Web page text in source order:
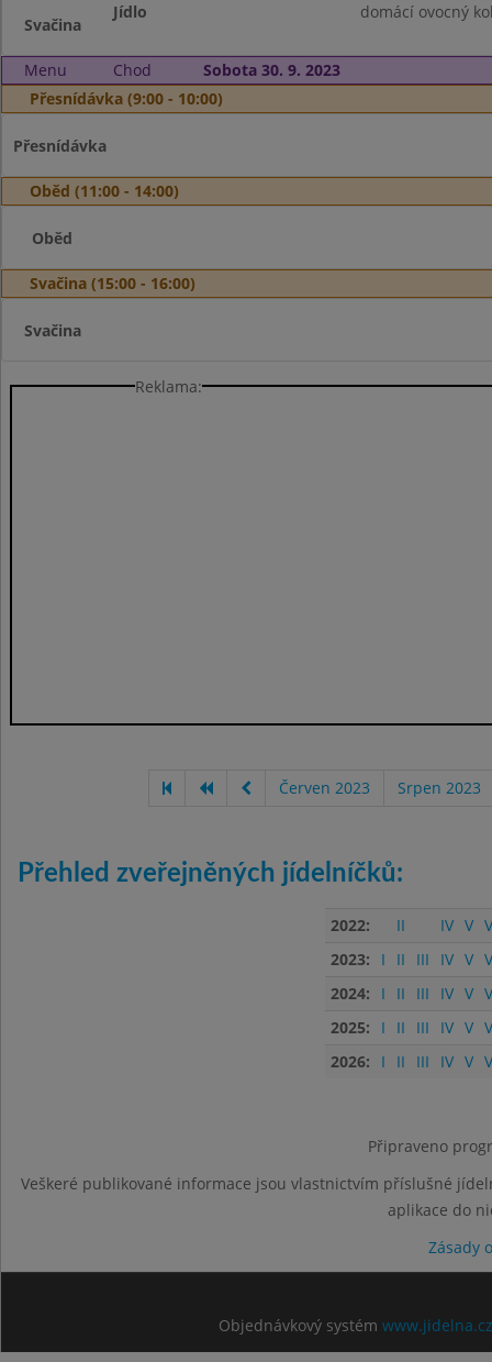
Svačina
Jídlo domácí ovocný
Menu Chod
Sobota 30. 9. 2023
Přesnídávka (9:00 - 10:00)
Přesnídávka
Oběd (11:00 - 14:00)
Oběd
Svačina (15:00 - 16:00)
Svačina
Reklama:
Červen 2023 Srpen 2023
Přehled zveřejněných jídelníčků:
2022: II IV V
2023:
I II III IV V
2024:
I II III IV V
2025:
I II III IV V
2026:
I II III IV V
Připraveno
Veškeré publikované informace jsou vlastnictvím příslušné
aplikace do
Zásady
Objednávkový systém www.jidelna.cz